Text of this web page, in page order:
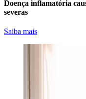
Doença inflamatória
severas
Saiba mais